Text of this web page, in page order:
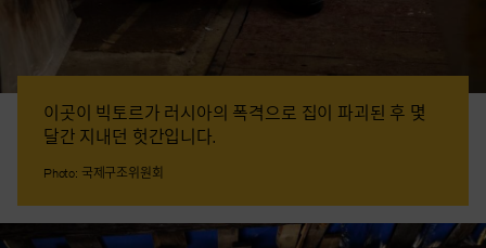
이곳이 빅토르가 러시아의 폭격으로 집이 파괴된 후 몇
달간 지내던 헛간입니다.
Photo: 국제구조위원회